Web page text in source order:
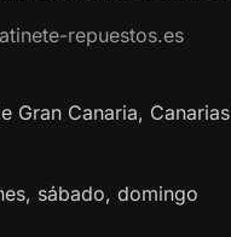
repuestos.es
Gran Canaria, Canarias
sábado, domingo